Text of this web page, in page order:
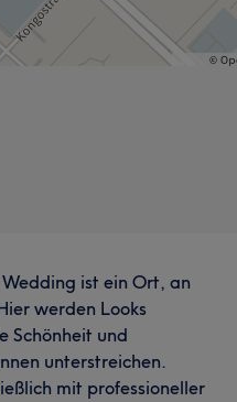
ist ein Ort, an
werden Looks
Schönheit und
unterstreichen.
mit professioneller